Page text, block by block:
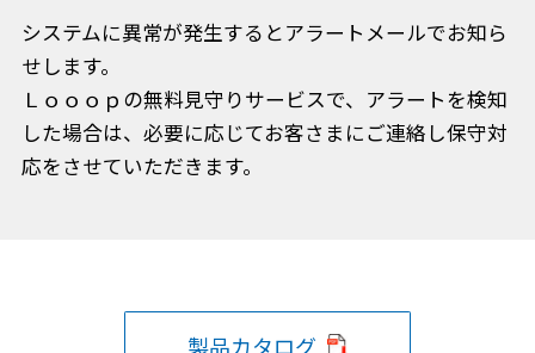
システムに異常が発生するとアラートメールでお知ら
せします。
Ｌｏｏｏｐの無料見守りサービスで、アラートを検知
した場合は、必要に応じてお客さまにご連絡し保守対
応をさせていただきます。
製品カタログ